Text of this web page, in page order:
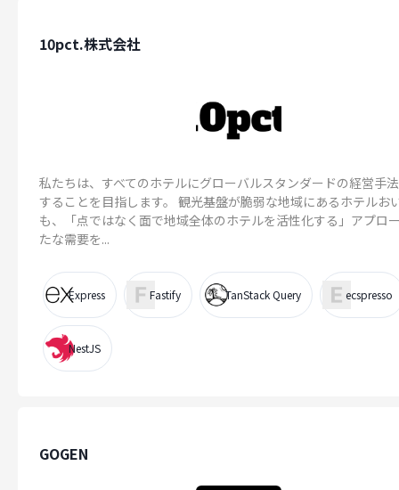
10pct.株式会社
私たちは、すべてのホテルにグローバルスタンダードの経営手
することを目指します。 観光基盤が脆弱な地域にあるホテルお
も、「点ではなく面で地域全体のホテルを活性化する」アプロ
たな需要を...
Express Fastify TanStack Query ecspresso
NestJS
GOGEN